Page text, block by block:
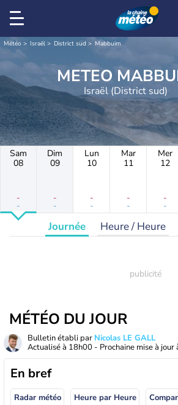
Météo Israël District sud Mabbuim
METEO
Israël (District sud)
Sam
08
-
-
Dim
09
-
-
Lun
10
-
-
Mar
11
-
-
Mer
12
-
-
Journée Heure / Heure
MÉTÉO DU JOUR
Bulletin établi par Nicolas LE GALL
Actualisé à 18h00 - Prochaine mise à jour
En bref
Radar météo Heure par Heure